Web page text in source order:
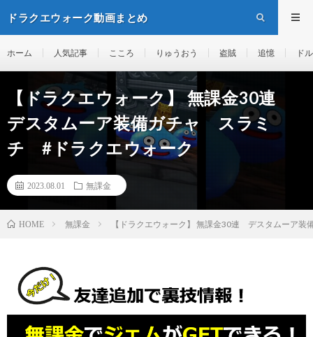
ドラクエウォーク動画まとめ
ホーム 人気記事 こころ りゅうおう 盗賊 追憶 ド
【ドラクエウォーク】 無課金30連
デスタムーア装備ガチャ スラミ
チ #ドラクエウォーク
2023.08.01 無課金
HOME 無課金 【ドラクエウォーク】 無課金30連 デスタムーア